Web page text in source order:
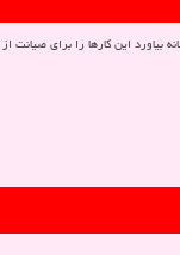
بیاورد این کارها را برای صیانت